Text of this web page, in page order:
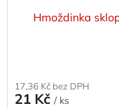
Hmoždinka
17,36 Kč bez DPH
21 Kč / ks